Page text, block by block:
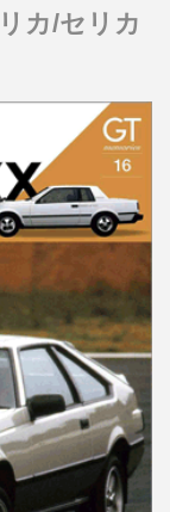
カ/セリカ